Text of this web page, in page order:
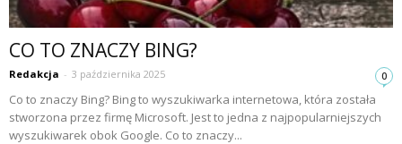
CO TO ZNACZY BING?
Redakcja - 3 października 2025 0
Co to znaczy Bing? Bing to wyszukiwarka internetowa, która została
stworzona przez firmę Microsoft. Jest to jedna z najpopularniejszych
wyszukiwarek obok Google. Co to znaczy...